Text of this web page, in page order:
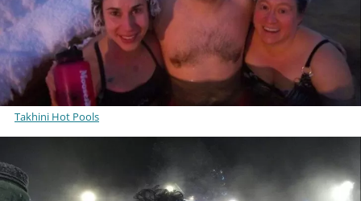
Takhini Hot Pools